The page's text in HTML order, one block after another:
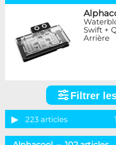
Swift +
Arrière
articles
Catégorie
Filtrer
223 articles